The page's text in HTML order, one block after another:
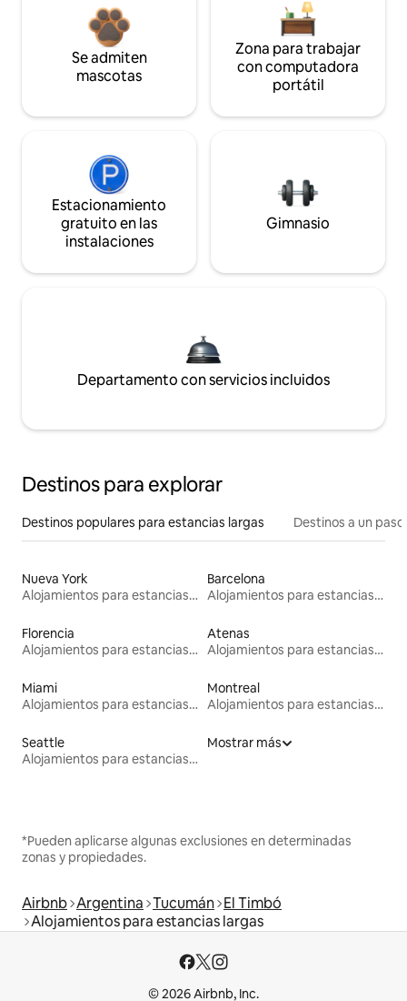
Se admiten
mascotas
Zona para trabajar
con computadora
portátil
Estacionamiento
gratuito en las
instalaciones
Gimnasio
Departamento con servicios incluidos
Destinos para explorar
Destinos populares para estancias largas Destinos a un
Nueva York
Alojamientos para estancias largas
Barcelona
Alojamientos para estancias largas
Florencia
Alojamientos para estancias largas
Atenas
Alojamientos para estancias largas
Miami
Alojamientos para estancias largas
Montreal
Alojamientos para estancias largas
Seattle
Alojamientos para estancias largas
Mostrar más
*Pueden aplicarse algunas exclusiones en determinadas
zonas y propiedades.
Airbnb Argentina Tucumán El Timbó
Alojamientos para estancias largas
© 2026 Airbnb, Inc.